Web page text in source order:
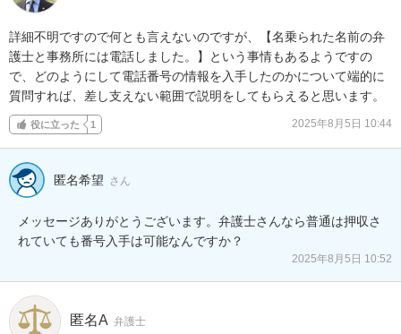
詳細不明ですので何とも言えないのですが、【名乗られた名前の弁
護士と事務所には電話しました。】という事情もあるようですの
で、どのようにして電話番号の情報を入手したのかについて端的に
質問すれば、差し支えない範囲で説明をしてもらえると思います。
役に立った 1 2025年8月5日 10:44
匿名希望 さん
メッセージありがとうございます。弁護士さんなら普通は押収さ
れていても番号入手は可能なんですか？
2025年8月5日 10:52
匿名A 弁護士